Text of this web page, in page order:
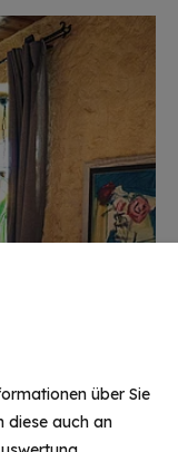
über Sie
diese auch an